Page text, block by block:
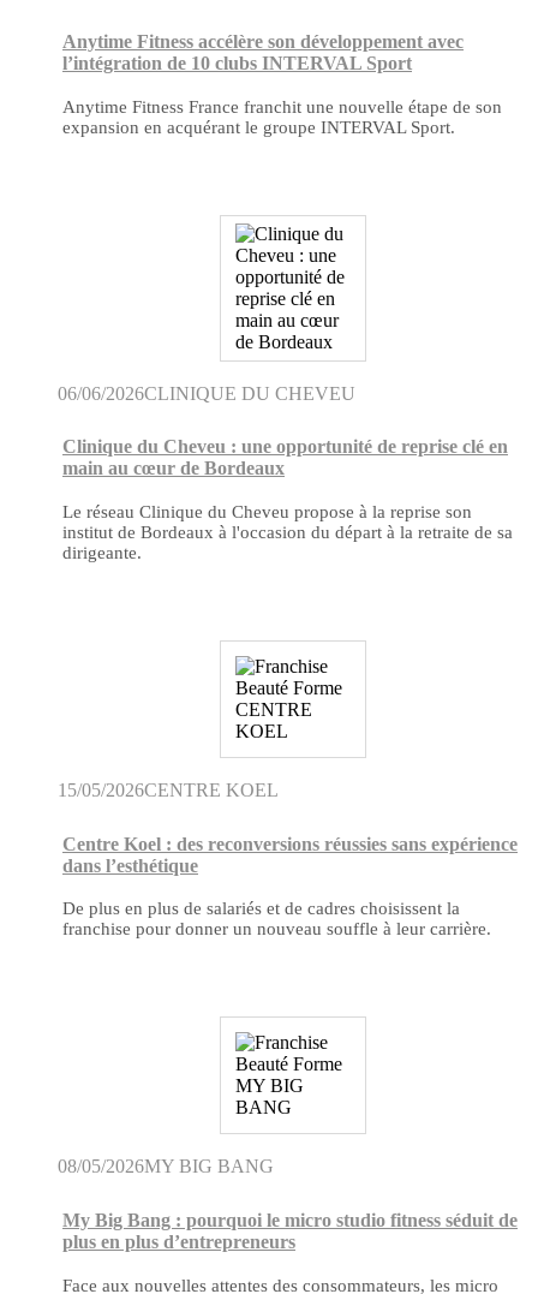
Anytime Fitness accélère son développement avec
l’intégration de 10 clubs INTERVAL Sport
Anytime Fitness France franchit une nouvelle étape de son
expansion en acquérant le groupe INTERVAL Sport.
06/06/2026CLINIQUE DU CHEVEU
Clinique du Cheveu : une opportunité de reprise clé en
main au cœur de Bordeaux
Le réseau Clinique du Cheveu propose à la reprise son
institut de Bordeaux à l'occasion du départ à la retraite de sa
dirigeante.
15/05/2026CENTRE KOEL
Centre Koel : des reconversions réussies sans expérience
dans l’esthétique
De plus en plus de salariés et de cadres choisissent la
franchise pour donner un nouveau souffle à leur carrière.
08/05/2026MY BIG BANG
My Big Bang : pourquoi le micro studio fitness séduit de
plus en plus d’entrepreneurs
Face aux nouvelles attentes des consommateurs, les micro